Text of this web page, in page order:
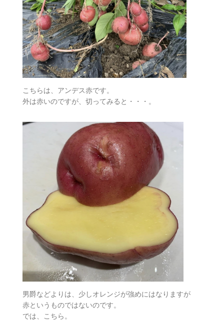
こちらは、アンデス赤です。
外は赤いのですが、切ってみると・・・。
男爵などよりは、少しオレンジが強めにはなりますが
赤というものではないのです。
では、こちら。